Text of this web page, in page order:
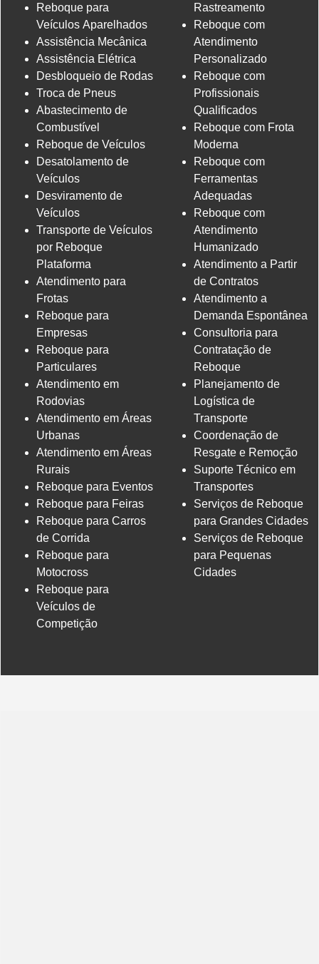
Reboque para
Veículos Aparelhados
Assistência Mecânica
Assistência Elétrica
Desbloqueio de Rodas
Troca de Pneus
Abastecimento de
Combustível
Reboque de Veículos
Desatolamento de
Veículos
Desviramento de
Veículos
Transporte de Veículos
por Reboque
Plataforma
Atendimento para
Frotas
Reboque para
Empresas
Reboque para
Particulares
Atendimento em
Rodovias
Atendimento em Áreas
Urbanas
Atendimento em Áreas
Rurais
Reboque para Eventos
Reboque para Feiras
Reboque para Carros
de Corrida
Reboque para
Motocross
Reboque para
Veículos de
Competição
Rastreamento
Reboque com
Atendimento
Personalizado
Reboque com
Profissionais
Qualificados
Reboque com Frota
Moderna
Reboque com
Ferramentas
Adequadas
Reboque com
Atendimento
Humanizado
Atendimento a Partir
de Contratos
Atendimento a
Demanda Espontânea
Consultoria para
Contratação de
Reboque
Planejamento de
Logística de
Transporte
Coordenação de
Resgate e Remoção
Suporte Técnico em
Transportes
Serviços de Reboque
para Grandes Cidades
Serviços de Reboque
para Pequenas
Cidades